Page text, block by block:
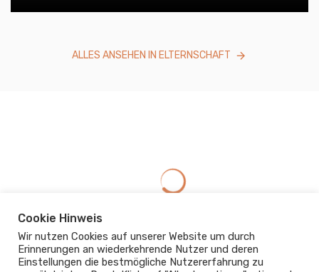
ALLES ANSEHEN IN ELTERNSCHAFT
Cookie Hinweis
Wir nutzen Cookies auf unserer Website um durch
Erinnerungen an wiederkehrende Nutzer und deren
Einstellungen die bestmögliche Nutzererfahrung zu